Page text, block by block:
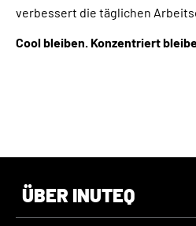
verbessert die täglichen
Cool bleiben. Konzentriert
ÜBER INUTEQ